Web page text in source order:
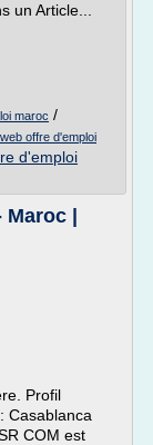
un Article...
maroc /
offre d'emploi
d'emploi
|
Profil
Casablanca
COM est